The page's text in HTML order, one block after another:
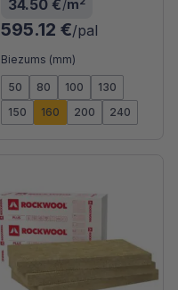
34.50 €/m
595.12 €/pal
Biezums (mm)
50 80 100
130
150
160 200 240